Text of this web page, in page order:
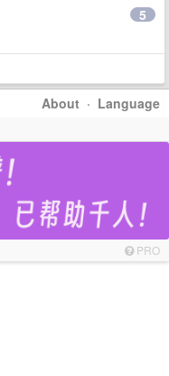
5
About · Language
PRO